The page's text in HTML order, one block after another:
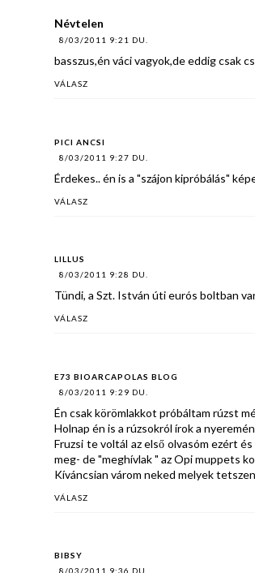
Névtelen
8/03/2011 9:21 DU.
basszus,én váci vagyok,de eddig csak
VÁLASZ
PICI ANCSI
8/03/2011 9:27 DU.
Érdekes.. én is a "szájon kipróbálás"
VÁLASZ
LILLUS
8/03/2011 9:28 DU.
Tündi, a Szt. István úti eurós boltban
VÁLASZ
E73 BIOARCAPOLAS BLOG
8/03/2011 9:29 DU.
Én csak körömlakkot próbáltam rúzst
Holnap én is a rúzsokról írok a
Fruzsi te voltál az első olvasóm ezért
meg- de "meghívlak " az Opi muppets
Kíváncsian várom neked melyek
VÁLASZ
BIBSY
8/03/2011 9:36 DU.